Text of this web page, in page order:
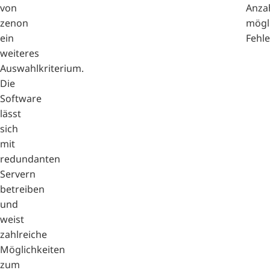
von
zenon
ein
weiteres
Auswahlkriterium.
Die
Software
lässt
sich
mit
redundanten
Servern
betreiben
und
weist
zahlreiche
Möglichkeiten
zum